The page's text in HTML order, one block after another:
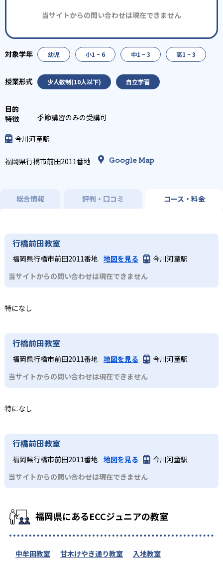
当サイトからの問い合わせは現在できません
幼児 小1 ~ 6 中1 ~ 3 高1 ~ 3
少人数制(10人以下) 自立学習
季節講習のみの受講可
今川河童駅
福岡県行橋市前田2011番地 Google Map
総合情報 評判・口コミ コース・料金
行橋前田教室
福岡県行橋市前田2011番地 地図を見る
今川河童駅
当サイトからの問い合わせは現在できません
特になし
行橋前田教室
福岡県行橋市前田2011番地 地図を見る
今川河童駅
当サイトからの問い合わせは現在できません
特になし
行橋前田教室
福岡県行橋市前田2011番地 地図を見る
今川河童駅
当サイトからの問い合わせは現在できません
福岡県にあるECCジュニアの教室
中牟田教室 甘木けやき通り教室 入地教室